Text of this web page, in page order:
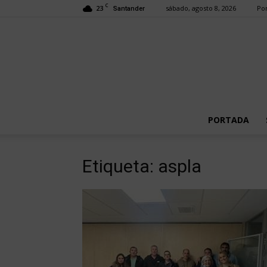
23 C Santander sábado, agosto 8, 2026
PORTADA
Etiqueta: aspla